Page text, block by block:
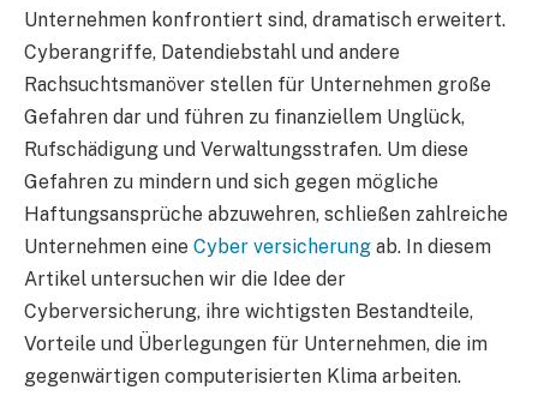
Unternehmen konfrontiert sind, dramatisch erweitert.
Cyberangriffe, Datendiebstahl und andere
Rachsuchtsmanöver stellen für Unternehmen große
Gefahren dar und führen zu finanziellem Unglück,
Rufschädigung und Verwaltungsstrafen. Um diese
Gefahren zu mindern und sich gegen mögliche
Haftungsansprüche abzuwehren, schließen zahlreiche
Unternehmen eine Cyber versicherung ab. In diesem
Artikel untersuchen wir die Idee der
Cyberversicherung, ihre wichtigsten Bestandteile,
Vorteile und Überlegungen für Unternehmen, die im
gegenwärtigen computerisierten Klima arbeiten.